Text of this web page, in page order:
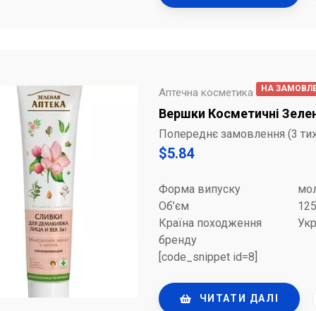
Аптечна косметика НА
Вершки Косметичні
Попереднє замовлення (3
$5.84
Форма випуску
Об’єм
Країна походження
бренду
[code_snippet id=8]
ЧИТАТИ ДАЛІ